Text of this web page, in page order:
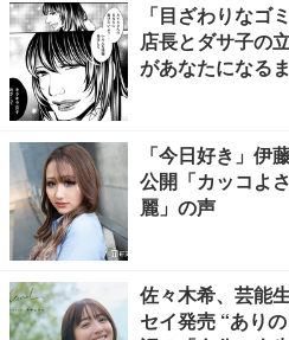
「目ざわりなゴ
店長とダサ子の
があなたになる
「今日好き」伊
公開「カッコよ
麗」の声
佐々木希、芸能
セイ発売 “あり